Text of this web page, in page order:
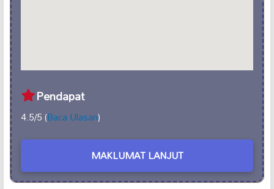
Pendapat
4.5/5 (Baca Ulasan)
MAKLUMAT LANJUT